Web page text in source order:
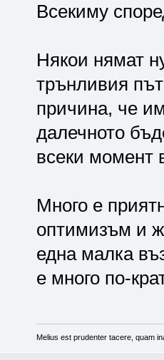
Всекиму
Някои нямат
трънливия
причина, че
далечното
всеки момент
Много е
оптимизъм и
една малка
е много по-
Melius est prudenter tacere, quam